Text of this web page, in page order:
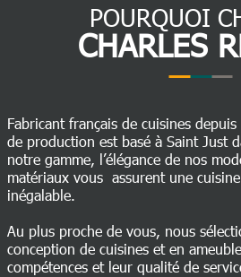
POURQUOI
CHARLES
Fabricant français de cuisines
de production est basé à Saint Just
notre gamme, l’élégance de nos
matériaux vous assurent une
inégalable.
Au plus proche de vous, nous
conception de cuisines et en
compétences et leur qualité de